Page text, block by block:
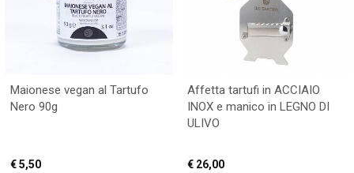
Maionese vegan al Tartufo
Nero 90g
€ 5,50
Affetta tartufi in ACCIAIO
INOX e manico in LEGNO DI
ULIVO
€ 26,00